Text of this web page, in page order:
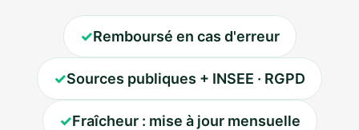
✓Remboursé en cas d'erreur
✓Sources publiques + INSEE · RGPD
✓Fraîcheur : mise à jour mensuelle